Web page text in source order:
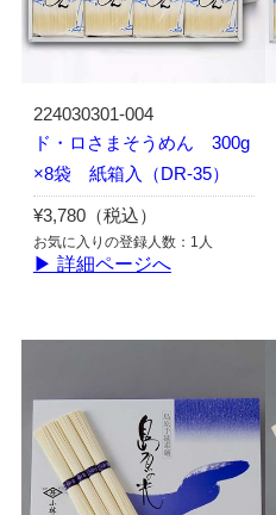
224030301-004
ド・ロさまそうめん 300g
×8袋 紙箱入（DR-35）
¥3,780（税込）
お気に入りの登録人数：1人
▶ 詳細ページへ